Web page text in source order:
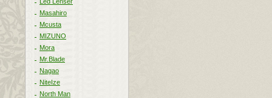
Masahiro
Mcusta
MIZUNO
Mora
Mr.Blade
Nagao
NiteIze
North Man